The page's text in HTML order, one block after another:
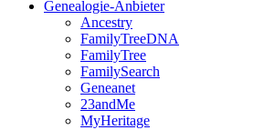
Genealogie-Anbieter
Ancestry
FamilyTreeDNA
FamilyTree
FamilySearch
Geneanet
23andMe
MyHeritage